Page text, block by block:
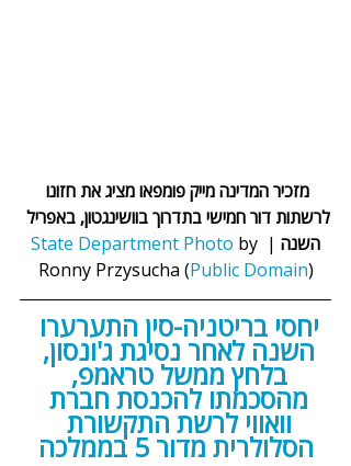
מזכיר המדינה מייק פומפאו מציג את חזונו
לרשתות דור חמישי בתדרוך בוושינגטון, באפריל
השנה |
State Department Photo by
Ronny Przysucha (Public Domain)
יחסי בריטניה-סין התערערו
השנה לאחר נסיגת ג'ונסון,
בלחץ ממשל טראמפ,
מהסכמתו להכנסת חברת
וואווי לרשת התקשורת
הסלולרית מדור 5 בממלכה